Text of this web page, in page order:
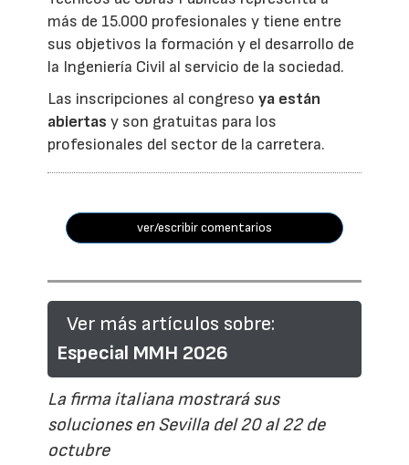
más de 15.000 profesionales y tiene entre
sus objetivos la formación y el desarrollo de
la Ingeniería Civil al servicio de la sociedad.
Las inscripciones al congresoya están
abiertas y son gratuitas para los
profesionales del sector de la carretera.
ver/escribir comentarios
Ver más artículos sobre:
Especial MMH 2026
La firma italiana mostrará sus
soluciones en Sevilla del 20 al 22 de
octubre